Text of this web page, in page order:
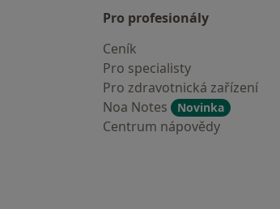
Pro profesionály
Ceník
Pro specialisty
Pro zdravotnická zařízení
Noa Notes
Novinka
Centrum nápovědy